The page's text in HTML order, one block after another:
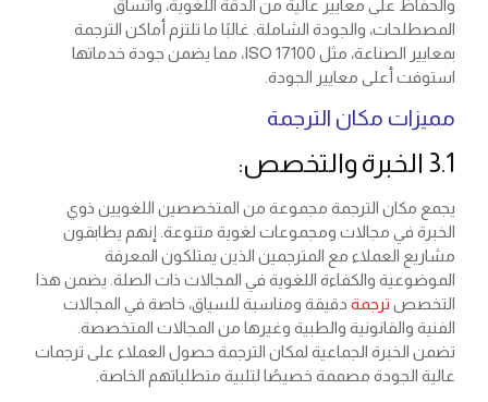
والحفاظ على معايير عالية من الدقة اللغوية، واتساق
المصطلحات، والجودة الشاملة. غالبًا ما تلتزم أماكن الترجمة
بمعايير الصناعة، مثل ISO 17100، مما يضمن جودة خدماتها
استوفت أعلى معايير الجودة.
مميزات مكان الترجمة
3.1 الخبرة والتخصص:
يجمع مكان الترجمة مجموعة من المتخصصين اللغويين ذوي
الخبرة في مجالات ومجموعات لغوية متنوعة. إنهم يطابقون
مشاريع العملاء مع المترجمين الذين يمتلكون المعرفة
الموضوعية والكفاءة اللغوية في المجالات ذات الصلة. يضمن هذا
التخصص ترجمة دقيقة ومناسبة للسياق، خاصة في المجالات
الفنية والقانونية والطبية وغيرها من المجالات المتخصصة.
تضمن الخبرة الجماعية لمكان الترجمة حصول العملاء على ترجمات
عالية الجودة مصممة خصيصًا لتلبية متطلباتهم الخاصة.